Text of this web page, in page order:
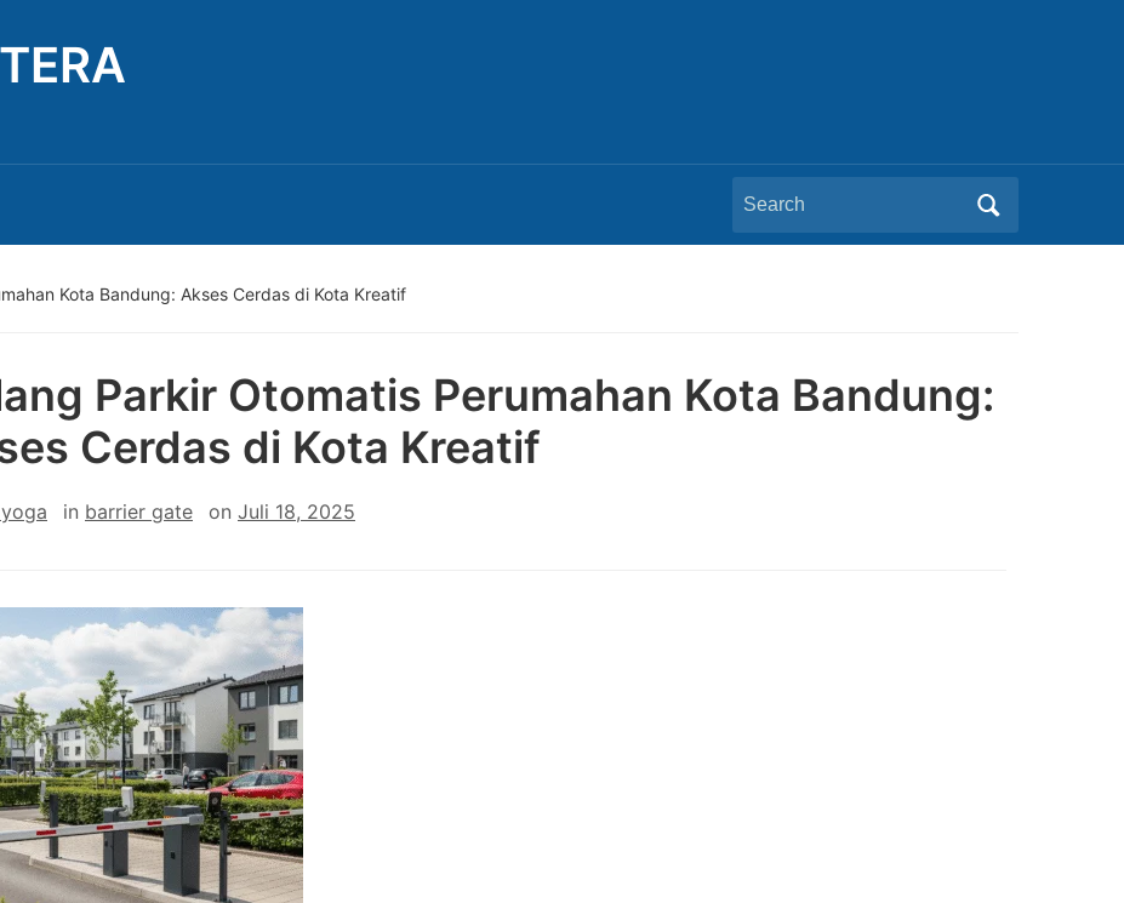
Search
for:
Kota Bandung: Akses Cerdas di Kota Kreatif
Parkir Otomatis Perumahan Kota Bandung:
Cerdas di Kota Kreatif
in barrier gate on Juli 18, 2025